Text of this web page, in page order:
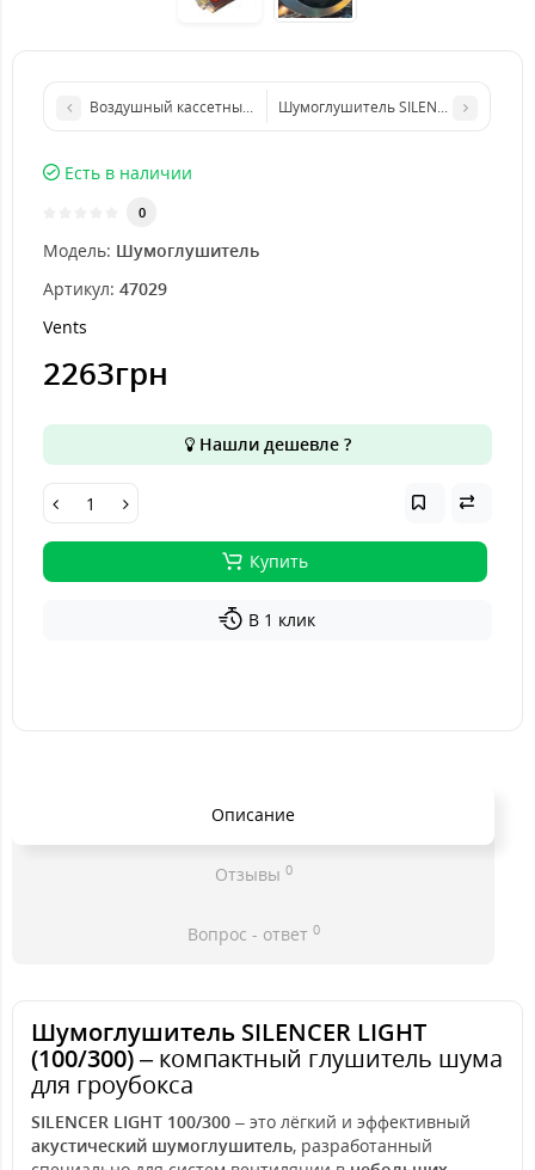
Воздушный кассетный фильтр Vents ФБ 315
Шумоглушитель SILENCER LIGHT
Есть в наличии
0
Модель: Шумоглушитель
Артикул: 47029
Vents
2263грн
Нашли дешевле ?
Купить
В 1 клик
Описание
Отзывы 0
Вопрос - ответ 0
Шумоглушитель SILENCER LIGHT
(100/300)– компактный глушитель шума
для гроубокса
SILENCER LIGHT 100/300 – это лёгкий и эффективный
акустический шумоглушитель, разработанный